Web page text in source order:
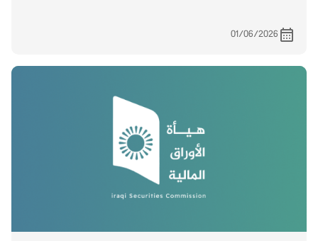
01/06/2026